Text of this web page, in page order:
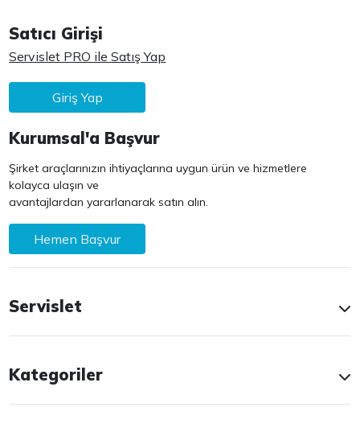
Satıcı Girişi
Servislet PRO ile Satış Yap
Giriş Yap
Kurumsal'a Başvur
Şirket araçlarınızın ihtiyaçlarına uygun ürün ve hizmetlere
kolayca ulaşın ve
avantajlardan yararlanarak satın alın.
Hemen Başvur
Servislet
Kategoriler